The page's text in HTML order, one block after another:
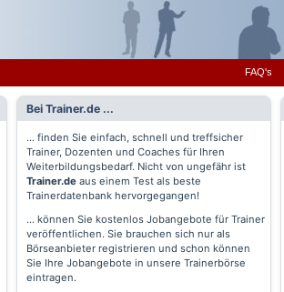
FAQ's
Bei Trainer.de ...
... finden Sie einfach, schnell und treffsicher
Trainer, Dozenten und Coaches für Ihren
Weiterbildungsbedarf. Nicht von ungefähr ist
Trainer.de aus einem Test als beste
Trainerdatenbank hervorgegangen!
... können Sie kostenlos Jobangebote für Trainer
veröffentlichen. Sie brauchen sich nur als
Börseanbieter registrieren und schon können
Sie Ihre Jobangebote in unsere Trainerbörse
eintragen.